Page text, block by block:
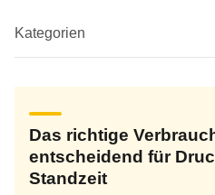
Kategorien
Das richtige
entscheidend für
Standzeit